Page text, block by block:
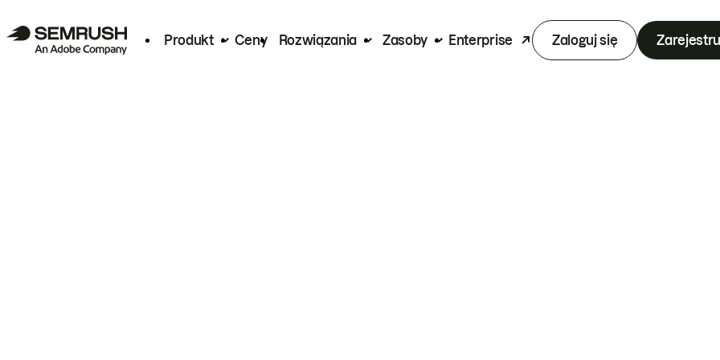
Produkt Ceny Rozwiązania Zasoby Enterprise Zaloguj się